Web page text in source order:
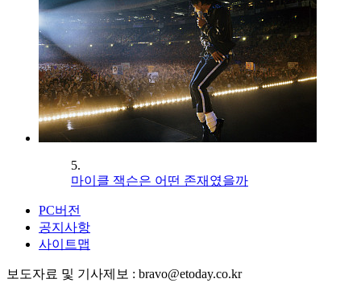
5.
마이클 잭슨은 어떤 존재였을까
PC버전
공지사항
사이트맵
보도자료 및 기사제보 : bravo@etoday.co.kr